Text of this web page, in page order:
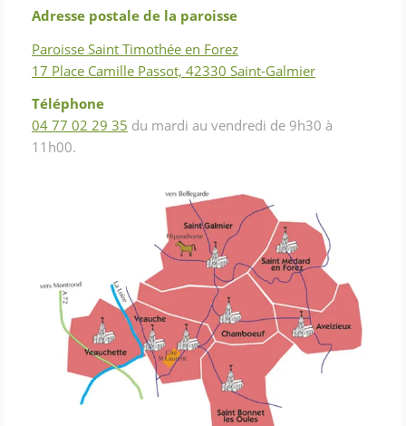
Adresse postale de la paroisse
Paroisse Saint Timothée en Forez
17 Place Camille Passot, 42330 Saint-Galmier
Téléphone
04 77 02 29 35 du mardi au vendredi de 9h30 à
11h00.